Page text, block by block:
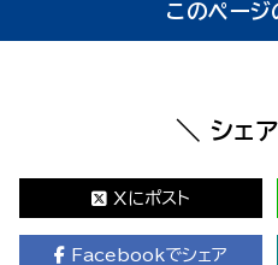
このページ
＼ シェ
Xにポスト
Facebookでシェア